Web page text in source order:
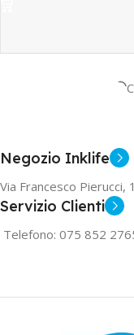
Negozio Inklife
Via Francesco Pierucci,
Servizio Clienti
Telefono: 075 852